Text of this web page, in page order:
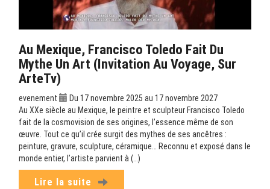
Au Mexique, Francisco Toledo Fait Du
Mythe Un Art (Invitation Au Voyage, Sur
ArteTv)
evenement
Du 17 novembre 2025 au 17 novembre 2027
Au XXe siècle au Mexique, le peintre et sculpteur Francisco Toledo
fait de la cosmovision de ses origines, l’essence même de son
œuvre. Tout ce qu’il crée surgit des mythes de ses ancêtres :
peinture, gravure, sculpture, céramique… Reconnu et exposé dans le
monde entier, l’artiste parvient à (…)
Lire la suite